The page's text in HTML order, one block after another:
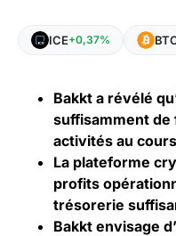
ICE+0,37%
Bakkt a révélé
suffisamment
activités au
La plateforme
profits
trésorerie
Bakkt envisage